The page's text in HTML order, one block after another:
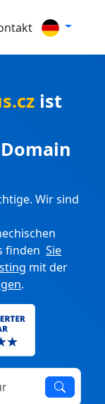
ist
Wir sind
findenSie
mit der
.
zum Transfer